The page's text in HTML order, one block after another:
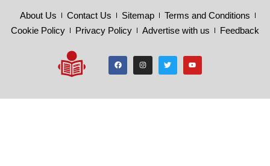
About Us Contact Us Sitemap
Terms and Conditions
Cookie Policy
Privacy Policy Advertise with us Feedback